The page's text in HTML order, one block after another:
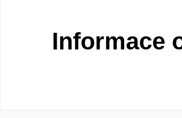
Informace